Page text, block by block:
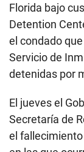
Florida bajo
Detention
el condado
Servicio de
detenidas por
El jueves el
Secretaría de
el